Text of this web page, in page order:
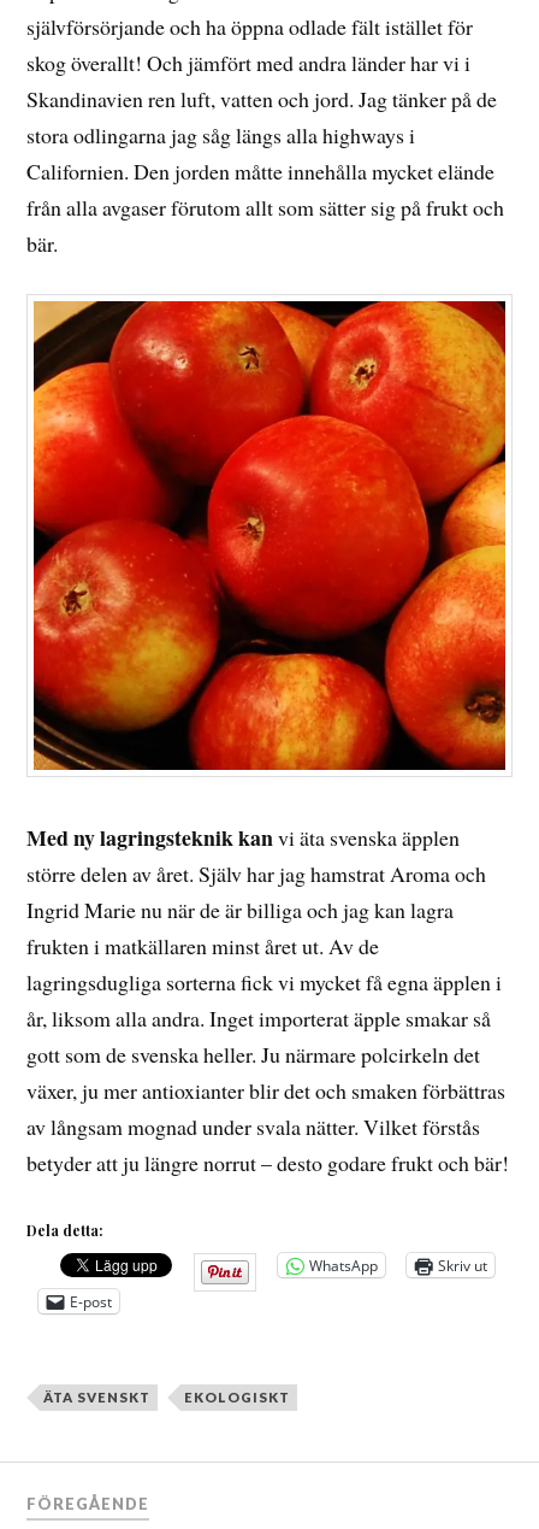
självförsörjande och ha öppna odlade fält istället för
skog överallt! Och jämfört med andra länder har vi i
Skandinavien ren luft, vatten och jord. Jag tänker på de
stora odlingarna jag såg längs alla highways i
Californien. Den jorden måtte innehålla mycket elände
från alla avgaser förutom allt som sätter sig på frukt och
bär.
Med ny lagringsteknik kanvi äta svenska äpplen
större delen av året. Själv har jag hamstrat Aroma och
Ingrid Marie nu när de är billiga och jag kan lagra
frukten i matkällaren minst året ut. Av de
lagringsdugliga sorterna fick vi mycket få egna äpplen i
år, liksom alla andra. Inget importerat äpple smakar så
gott som de svenska heller. Ju närmare polcirkeln det
växer, ju mer antioxianter blir det och smaken förbättras
av långsam mognad under svala nätter. Vilket förstås
betyder att ju längre norrut – desto godare frukt och bär!
Dela detta:
WhatsApp
Skriv ut
E-post
ÄTA SVENSKT EKOLOGISKT
Inläggsnavigering
FÖREGÅENDE